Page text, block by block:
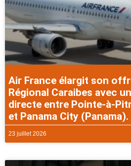
Air France élargit son
Régional Caraibes avec
directe entre Pointe-à-
et Panama City (Panama).
23 juillet 2026